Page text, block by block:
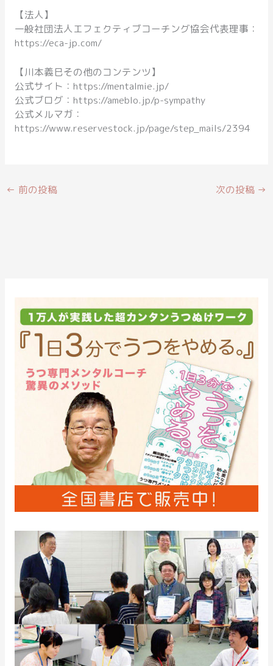
【法人】
一般社団法人エフェクティブコーチング協会代表理事：
https://eca-jp.com/
【川本義巳その他のコンテンツ】
公式サイト：https://mentalmie.jp/
公式ブログ：https://ameblo.jp/p-sympathy
公式メルマガ：
https://www.reservestock.jp/page/step_mails/2394
← 前の投稿 次の投稿 →